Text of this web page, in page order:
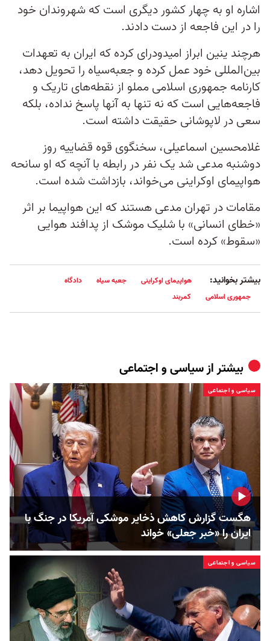
اشاره او به چهار کشور دیگری است که شهروندان خود
را در این فاجعه از دست دادند.
هرچند ینین ابراز امیدودرای کرده که ایران به تعهدات
بین‌المللی خود عمل کرده و جعبه‌سیاه را تحویل دهد،
کارنامه جمهوری اسلامی مملو از نقطه‌های تاریک و
فاجعه‌هایی است که نه تنها به آنها پاسخ نداده، بلکه
سعی در لاپوشانی حقیقت داشته است.
غلامحسین اسماعیلی، سخنگوی قوه قضاییه روز
دوشنبه مدعی شد یک نفر در رابطه با آنچه که او سانحه
هواپیمای اوکراینی می‌خواند، بازداشت شده است.
مقامات در تهران مدعی هستند که این هواپیما بر اثر
«خطای انسانی» با شلیک موشک از پدافند هوایی
«سقوط» کرده است.
بیشتر بخوانید: هواپیمای اوکراینی جعبه سیاه
دادگاه
جمهوری اسلامی
کمربند
بیشتر ازسیاسی و اجتماعی
سیاسی و اجتماعی
هگست گزارش کاهش ذخایر موشکی آمریکا در جنگ با
ایران را «خبر جعلی» خواند
سیاسی و اجتماعی